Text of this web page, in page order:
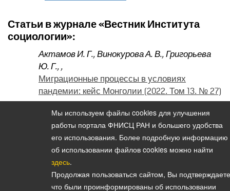
Статьи в журнале «Вестник Института
социологии»:
Актамов И. Г.,Винокурова А. В.,Григорьева
Ю. Г.,,
Миграционные процессы в условиях
пандемии: кейс Монголии (2022. Том 13. № 27)
Актамов И. Г.,,
Горнорудная промышленность
трансграничных регионов России и
Монголии: социально-экологический аспект
(№ 18 2016)
Мы используем файлы cookies для улучшения
работы портала ФНИСЦ РАН и большего удобства
его использования. Более подробную информацию
об использовании файлов cookies можно найти
здесь.
Продолжая пользоваться сайтом, Вы
что были проинформированы об использовании